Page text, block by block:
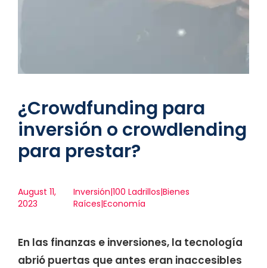
¿Crowdfunding para
inversión o crowdlending
para prestar?
August 11,
2023
Inversión|100 Ladrillos|Bienes
Raíces|Economía
En las finanzas e inversiones, la tecnología
abrió puertas que antes eran inaccesibles